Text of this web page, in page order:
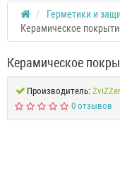
Герметики и
Керамическое
Керамическое
Производитель: ZviZZer
0 отзывов